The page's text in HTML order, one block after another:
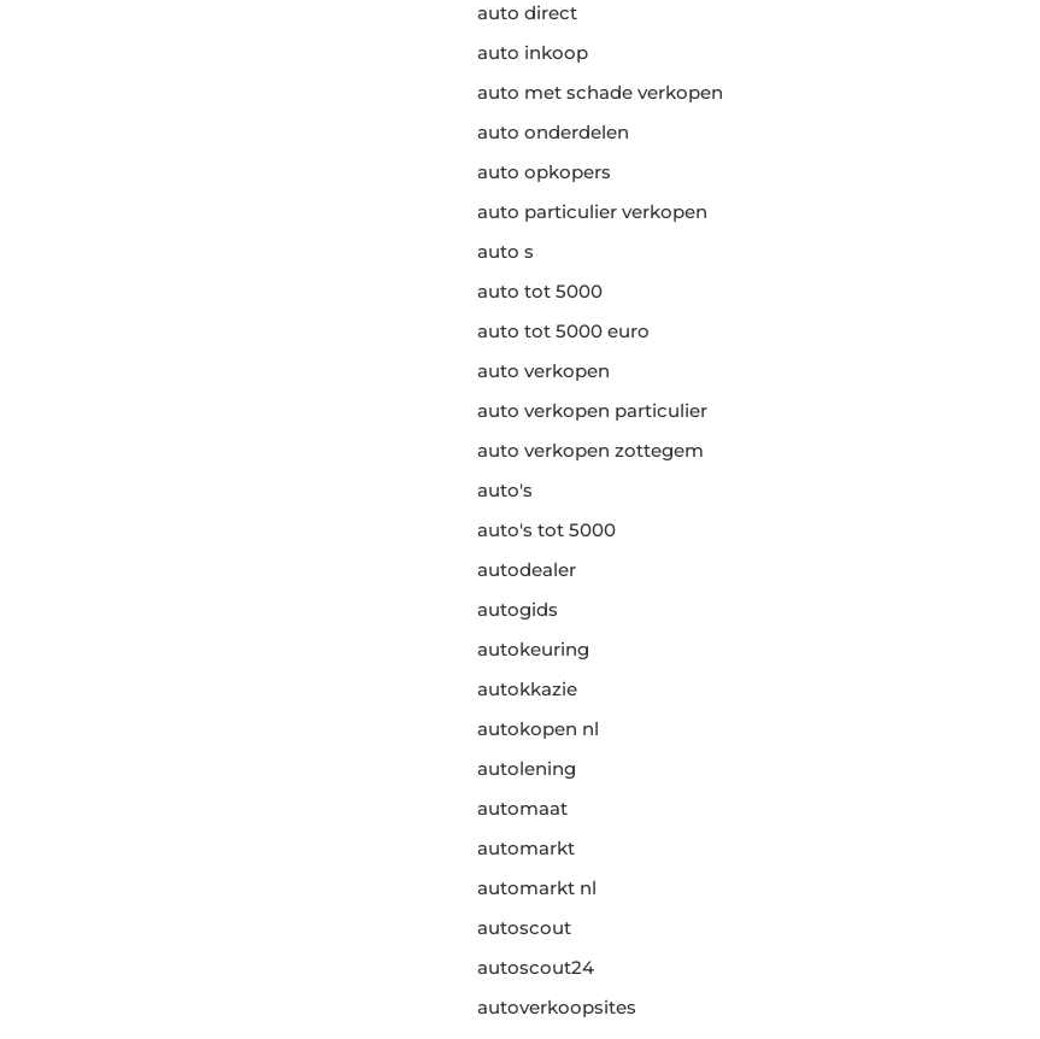
auto direct
auto inkoop
auto met schade verkopen
auto onderdelen
auto opkopers
auto particulier verkopen
auto s
auto tot 5000
auto tot 5000 euro
auto verkopen
auto verkopen particulier
auto verkopen zottegem
auto's
auto's tot 5000
autodealer
autogids
autokeuring
autokkazie
autokopen nl
autolening
automaat
automarkt
automarkt nl
autoscout
autoscout24
autoverkoopsites